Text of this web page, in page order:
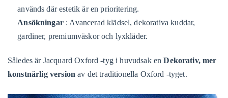
används där estetik är en prioritering.
Ansökningar : Avancerad klädsel, dekorativa kuddar,
gardiner, premiumväskor och lyxkläder.
Således är Jacquard Oxford -tyg i huvudsak enDekorativ, mer
konstnärlig versionav det traditionella Oxford -tyget.